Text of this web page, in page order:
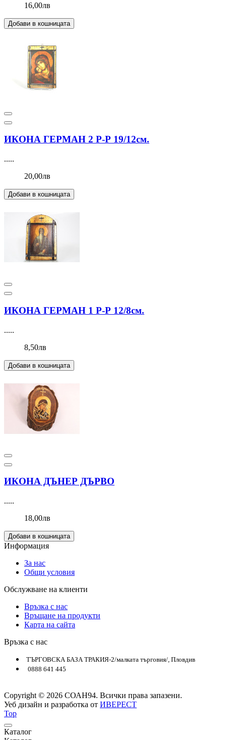
16,00лв
Добави в кошницата
ИКОНА ГЕРМАН 2 Р-Р 19/12см.
.....
20,00лв
Добави в кошницата
ИКОНА ГЕРМАН 1 Р-Р 12/8см.
.....
8,50лв
Добави в кошницата
ИКОНА ДЪНЕР ДЪРВО
.....
18,00лв
Добави в кошницата
Информация
За нас
Общи условия
Обслужване на клиенти
Връзка с нас
Връщане на продукти
Карта на сайта
Връзка с нас
ТЪРГОВСКА БАЗА ТРАКИЯ-2/малката търговия/, Пловдив
0888 641 445
Copyright © 2026 СОАН94. Всички права запазени.
Уеб дизайн и разработка от ИВЕРЕСТ
Top
Каталог